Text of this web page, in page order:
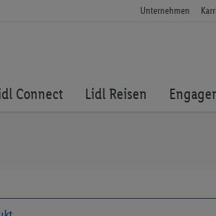
Unternehmen
Connect Lidl Reisen